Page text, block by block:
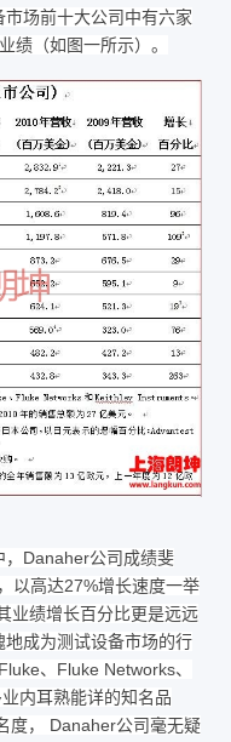
场前十大公司中有六家
绩（如图一所示）。
，Danaher公司成绩斐
以高达27%增长速度一举
业绩增长百分比更是远远
成为测试设备市场的行
、Fluke Networks、
内耳熟能详的知名品
度， Danaher公司毫无疑